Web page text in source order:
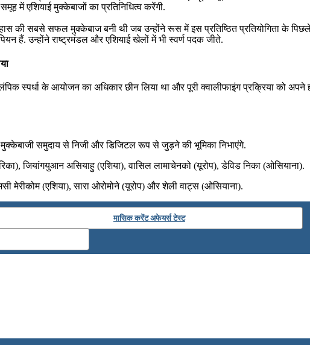
में एशियाई मुक्केबाजों का प्रतिनिधित्व करेंगी.
की सबसे सफल मुक्केबाज बनी थी जब उन्होंने रूस में इस प्रतिष्ठित प्रतियोगिता के
हैं. उन्होंने राष्ट्रमंडल और एशियाई खेलों में भी स्वर्ण पदक जीते.
स्पर्धा के आयोजन का अधिकार छीन लिया था और पूरी क्वालीफाइंग प्रक्रिया को
समुदाय से निजी और डिजिटल रूप से जुड़ने की भूमिका निभाएंगे.
जियांगयुआन असियाहु (एशिया), वासिल लामाचेनको (यूरोप), डेविड निका (ओसियाना).
मेरीकोम (एशिया), सारा ओरोमोने (यूरोप) और शेली वाट्स (ओसियाना).
मासिक करेंट अफेयर्स टेस्ट